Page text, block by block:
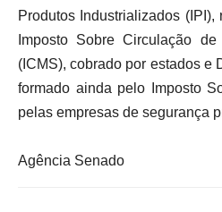
Produtos Industrializados
Imposto Sobre Circulação
(ICMS), cobrado por estados e
formado ainda pelo Imposto
pelas empresas de segurança
Agência Senado